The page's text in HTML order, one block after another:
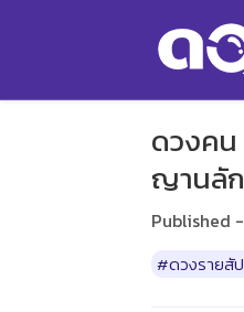
ดวงคน
ญานลั
Published
#ดวงรายสั